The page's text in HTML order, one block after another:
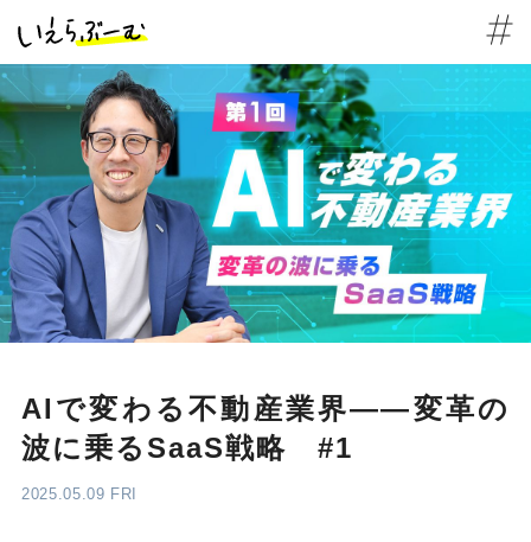
AIで変わる不動産業界――変革の
波に乗るSaaS戦略 #1
2025.05.09 FRI